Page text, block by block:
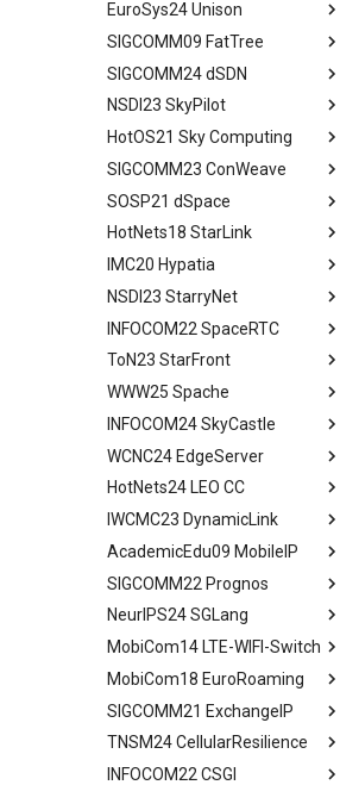
DSH Design
Evaluation
Related Work
Conclusion
Review
MSCCLANG DSL
MSCCLANG Lowering
Programs
MSCCLANG Schedulding
Programs
MSCCLANG RUNTIME
EVALUATION
RELATED WORK &&
CONCLUSION
Collective Communication
Routines
Network Topologies for
Collectives
Collective Communication
Algorithms
Industry Solutions — xCCL
Conclusions
Abstract
EuroSys24 Unison
Abstract
Background
Why Don't We Use PDES in
Practice
Unison Design
Implementation
Evaluation
Discussion and Conclusion
SIGCOMM09 FatTree
Abstract
Introduction
Background
SIGCOMM24 dSDN
Abstract
Introduction
Case
Design and Implementation
Consensus-Free
Convergence
NSDI23 SkyPilot
Abstract
Related Concepts and
Recent Developments
The Vision of Sky Computing
Intercloud Broker
Experiments
Deployment Experience
Related Work
Conclusion
HotOS21 Sky Computing
Abstract
Historical Context
Lessons from the Internet
Compatibility Layer
Intercloud Layer
Peering Between Clouds
Speculations About The
Future
Conclusion
SIGCOMM23 ConWeave
Abstract
Introduction
Reordering out-of-order
packets
ConWeave
Evaluation
Discussion and Future Work
SOSP21 dSpace
Abstract
Design Goals and Rationale
Design
Programming and Execution
Model
Runtime Architecture
Conclusion
HotNets18 StarLink
Abstract
Starlink
Building Networks
Routing
Agenda
IMC20 Hypatia
Abstract
Background && Related Work
Hypatia Architecture
Examing a few LEO paths
A Constellation-side View
Visualizing LEO Networks
Limitaions & Future Work &
Conclusion
NSDI23 StarryNet
Abstract
Introduction
Preliminaries
Evaluation Methods
Design
Implementation and Usage
Framework Evaluation
Case Studies
Limitation and Future Work
Related Work
Conclusion
INFOCOM22 SpaceRTC
Abstract
Introduction
Background and Motivation
Framework
Performance Evaluation
Related Work
Conclusion
ToN23 StarFront
Abstract
Introduction
Background and Motivation
STAR FRONT Overview
Modeling
Judicious Replicas
Placement
Evaluation
Related Work
Conclusion
WWW25 Spache
All in One
INFOCOM24 SkyCastle
Abstract
Introduction
Tech Background
Quantitative Perform
Analysis
SkyCastle Overview
SkyCastle at Anchor Level
SkyCastle at Network Level
Performance Evaluation
Related Work
Conclusion
WCNC24 EdgeServer
Abstract
Introduction
Related Work
System Model and Problem
Formulation
CCSD Design
Simulation and Evaluation
Conclusion
HotNets24 LEO CC
Abstract
Introduction
Quick Start
End2End Struggles
Config
Reconfig
Related Work
Discussion
IWCMC23 DynamicLink
Abstract
Introduction
Related Work
Algorithm Design
User-Driven Networking
Performance Evaluation
Conclusion
AcademicEdu09 MobileIP
Mobile IP
SIGCOMM22 Prognos
Abstract
Introduction
MM Today
Measurement Methodology
Impact of MM on
Applications
NeurIPS24 SGLang
Abstract
Introduction
Programming Model
Efficient KV Cache Reuse
with RadixAttention
MobiCom14 LTE-WIFI-Switch
Abstract
Background and Motivation
ATOM Design
Network Interface
MobiCom18 EuroRoaming
Abstract
Measurement Setup
Roaming and Performance
SIGCOMM21 ExchangeIP
Abstract
IPX Ecosystem and Related
TNSM24 CellularResilience
Abstract
INFOCOM22 CSGI